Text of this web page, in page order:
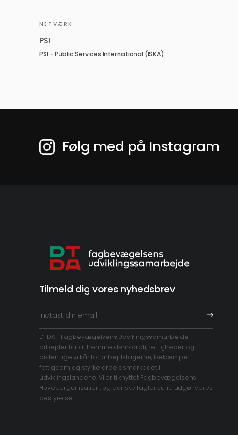
NETVÆRK
PSI
PSI - Public Services International (ISKA)
Følg med på Instagram
Tilmeld dig vores nyhedsbrev
DTDA - Fagbevægelsens Udviklingssamarbejde
arbejder for at fremme demokrati, rettigheder og
ordentlige vilkår for arbejdstagerne, bekæmpe
fattigdom og styrke arbejdsmarkedet i
udviklingslandene. Vi er tilknyttet Fagbevægelsens
Hovedorganisation, og danske fagforbund udgør vores
bestyrelse.